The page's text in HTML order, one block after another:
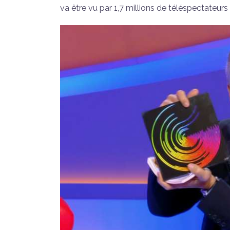
va être vu par 1,7 millions de téléspectateurs